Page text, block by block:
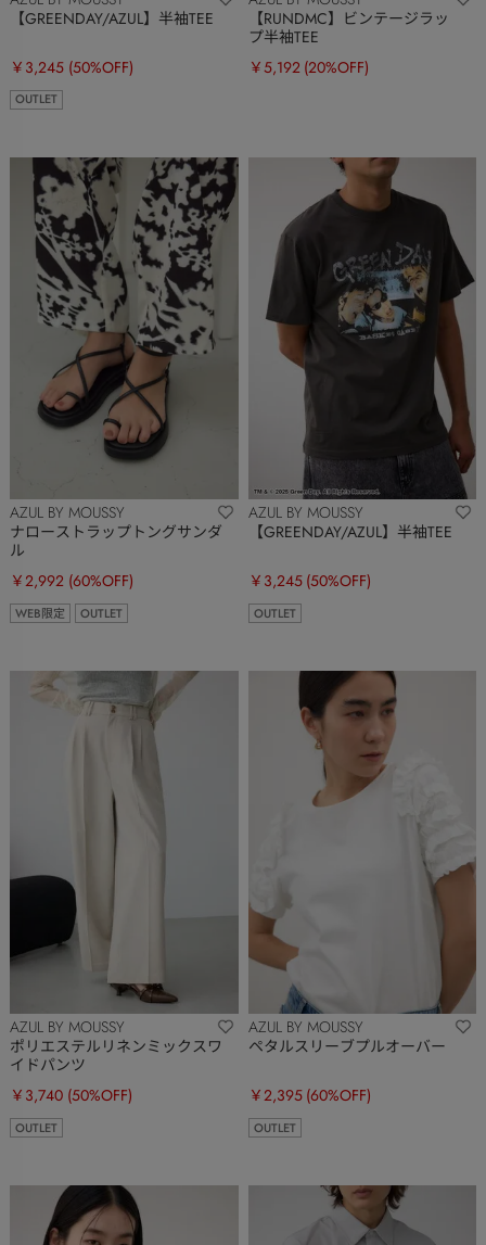
【GREENDAY/AZUL】半袖TEE
￥3,245 (50%OFF)
OUTLET
【RUNDMC】ビンテージラッ
プ半袖TEE
￥5,192 (20%OFF)
AZUL BY MOUSSY
ナローストラップトングサンダ
ル
￥2,992 (60%OFF)
WEB限定 OUTLET
AZUL BY MOUSSY
【GREENDAY/AZUL】半袖TEE
￥3,245 (50%OFF)
OUTLET
AZUL BY MOUSSY
ポリエステルリネンミックスワ
イドパンツ
￥3,740 (50%OFF)
OUTLET
AZUL BY MOUSSY
ペタルスリーブプルオーバー
￥2,395 (60%OFF)
OUTLET